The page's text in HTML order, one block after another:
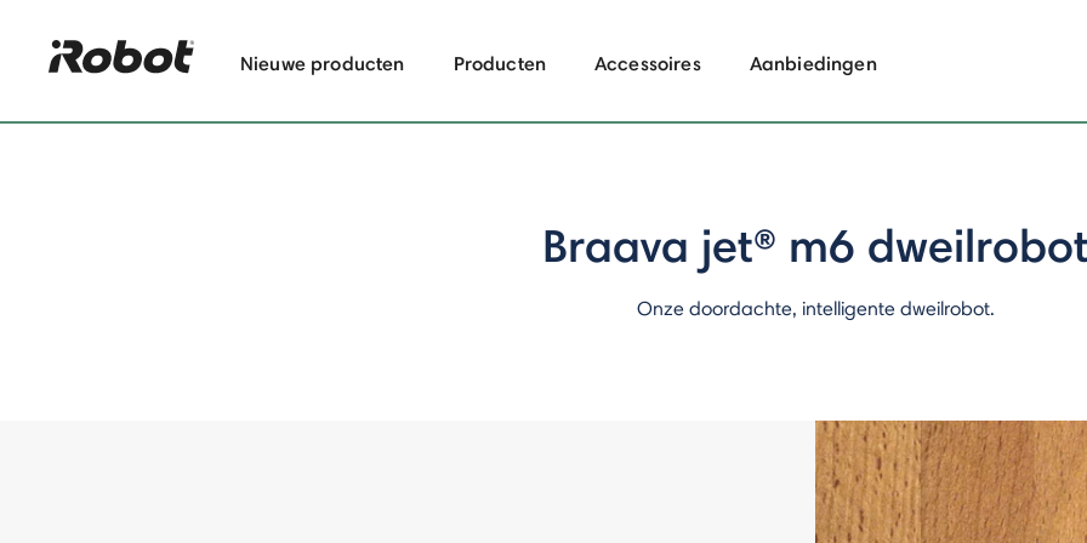
Nieuwe producten Producten Accessoires Aanbiedingen
Braava jet® m6
Onze doordachte, intelligente dweilrobot.